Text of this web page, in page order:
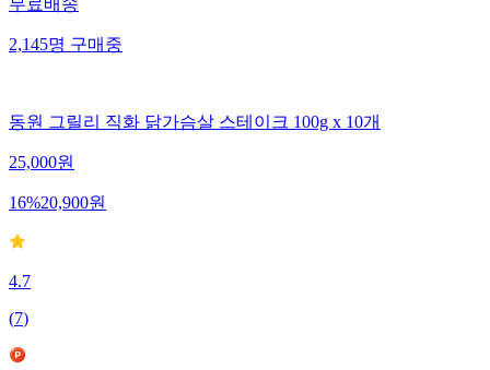
무료배송
2,145명구매중
동원 그릴리 직화 닭가슴살 스테이크 100g x 10개
25,000원
16%20,900원
4.7
(7)